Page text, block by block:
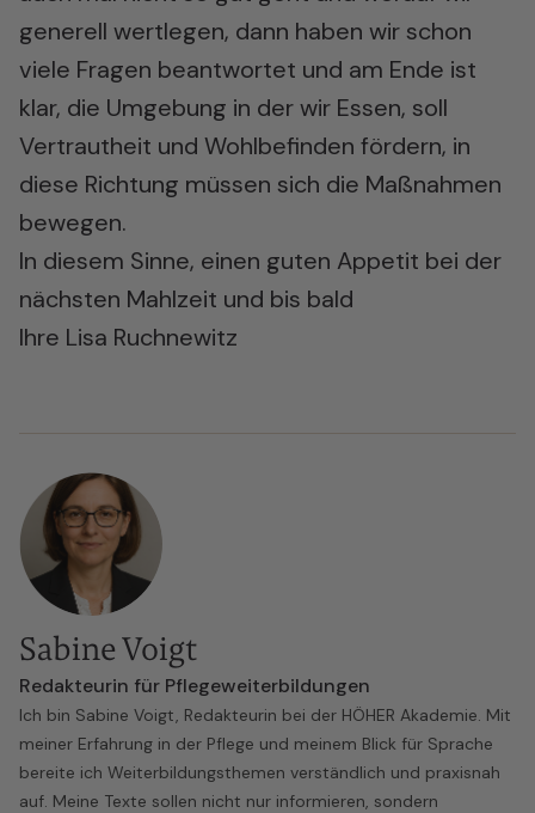
generell wertlegen, dann haben wir schon
viele Fragen beantwortet und am Ende ist
klar, die Umgebung in der wir Essen, soll
Vertrautheit und Wohlbefinden fördern, in
diese Richtung müssen sich die Maßnahmen
bewegen.
In diesem Sinne, einen guten Appetit bei der
nächsten Mahlzeit und bis bald
Ihre Lisa Ruchnewitz
Sabine Voigt
Redakteurin für Pflegeweiterbildungen
Ich bin Sabine Voigt, Redakteurin bei der HÖHER Akademie. Mit
meiner Erfahrung in der Pflege und meinem Blick für Sprache
bereite ich Weiterbildungsthemen verständlich und praxisnah
auf. Meine Texte sollen nicht nur informieren, sondern